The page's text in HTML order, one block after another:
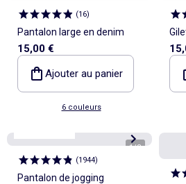
(16)
Pantalon large en denim
15,00 €
Ajouter au panier
6 couleurs
1/3
(1944)
Pantalon de jogging